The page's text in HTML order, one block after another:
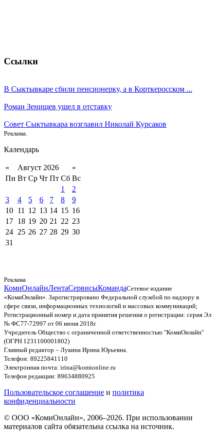
Ссылки
В Сыктывкаре сбили пенсионерку, а в Корткеросском ...
Роман Зенищев ушел в отставку
Совет Сыктывкара возглавил Николай Курсаков
Реклама.
Календарь
« Август 2026
»
Пн Вт Ср Чт Пт Сб Вс
1
2
3
4 5 6 7 8
9
10 11 12 13 14 15 16
17 18 19 20 21 22 23
24 25 26 27 28 29 30
31
Реклама
КомиОнлайнЛентаСервисыКомандаСетевое издание
«КомиОнлайн». Зарегистрировано Федеральной службой по надзору в
сфере связи, информационных технологий и массовых коммуникаций;
Регистрационный номер и дата принятия решения о регистрации: серия Эл
№ ФС77-72997 от 06 июня 2018г.
Учредитель Общество с ограниченной ответственностью "КомиОнлайн"
(ОГРН 1231100001802)
Главный редактор – Лукина Ирина Юрьевна.
Телефон: 89225841110
Электронная почта: irina@komionline.ru
Телефон редакции: 89634880925
Пользовательское соглашение и политика
конфиденциальности
© ООО «КомиОнлайн», 2006–2026. При использовании
материалов сайта обязательна ссылка на источник.